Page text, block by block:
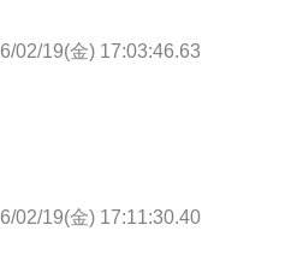
02/19(金) 17:03:46.63
02/19(金) 17:11:30.40